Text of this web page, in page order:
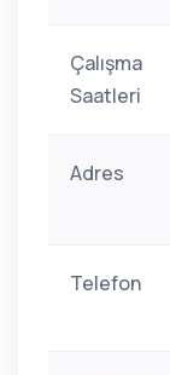
Çalışma
Saatleri
Adres
Telefon